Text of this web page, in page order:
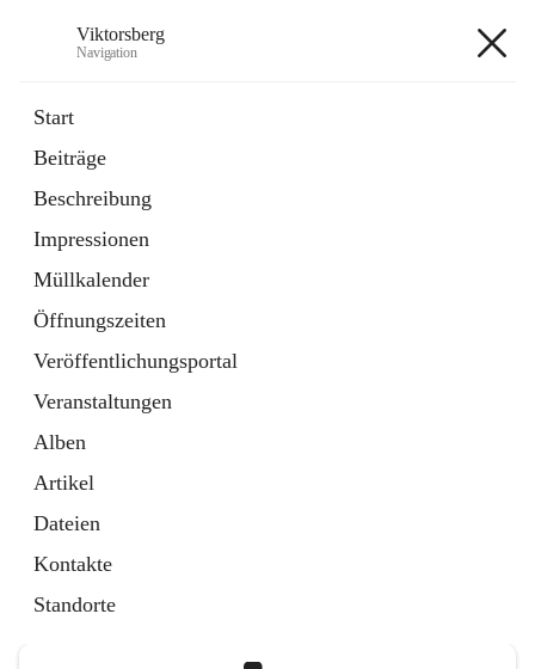
Viktorsberg
Navigation
Start
Beiträge
Beschreibung
Impressionen
Müllkalender
Öffnungszeiten
Veröffentlichungsportal
Veranstaltungen
Alben
Artikel
Dateien
Kontakte
Standorte
1 Schnellzugriff
Bürgerservice
10 Schnellzugriffe